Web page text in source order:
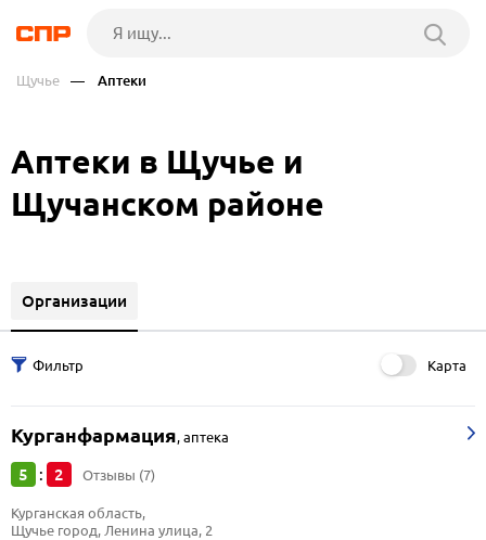
Щучье — Аптеки
Аптеки в Щучье и
Щучанском районе
Организации
Карта
Курганфармация,аптека
5 : 2 Отзывы (7)
Курганская область,
Щучье город, Ленина улица, 2